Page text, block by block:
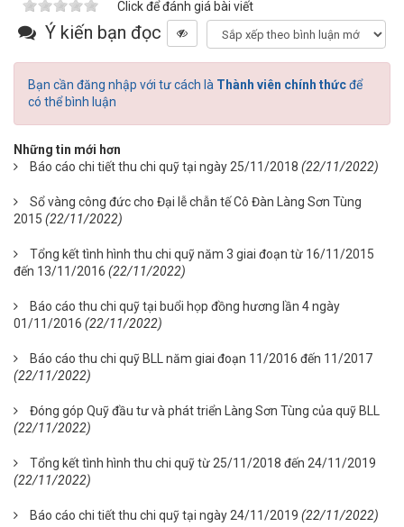
Click để đánh giá bài viết
Ý kiến bạn đọc
Bạn cần đăng nhập với tư cách là Thành viên chính thứcđể
có thể bình luận
Những tin mới hơn
Báo cáo chi tiết thu chi quỹ tại ngày 25/11/2018 (22/11/2022)
Sổ vàng công đức cho Đại lễ chẫn tế Cô Đàn Làng Sơn Tùng
2015 (22/11/2022)
Tổng kết tình hình thu chi quỹ năm 3 giai đoạn từ 16/11/2015
đến 13/11/2016 (22/11/2022)
Báo cáo thu chi quỹ tại buổi họp đồng hương lần 4 ngày
01/11/2016 (22/11/2022)
Báo cáo thu chi quỹ BLL năm giai đoạn 11/2016 đến 11/2017
(22/11/2022)
Đóng góp Quỹ đầu tư và phát triển Làng Sơn Tùng của quỹ BLL
(22/11/2022)
Tổng kết tình hình thu chi quỹ từ 25/11/2018 đến 24/11/2019
(22/11/2022)
Báo cáo chi tiết thu chi quỹ tại ngày 24/11/2019 (22/11/2022)